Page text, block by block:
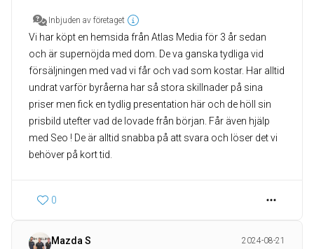
Inbjuden av företaget
Vi har köpt en hemsida från Atlas Media för 3 år sedan
och är supernöjda med dom. De va ganska tydliga vid
försäljningen med vad vi får och vad som kostar. Har alltid
undrat varför byråerna har så stora skillnader på sina
priser men fick en tydlig presentation här och de höll sin
prisbild utefter vad de lovade från början. Får även hjälp
med Seo ! De är alltid snabba på att svara och löser det vi
behöver på kort tid.
0
Mazda S 2024-08-21